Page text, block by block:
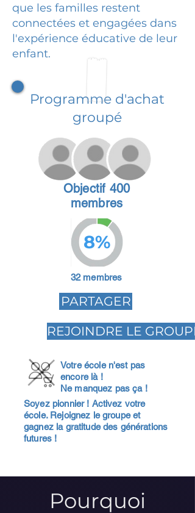
que les familles restent
connectées et engagées dans
l'expérience éducative de leur
enfant.
Programme d'achat
groupé
Objectif 400
membres
8%
32 membres
PARTAGER
REJOINDRE LE GROUPE
Votre école n'est pas
encore là !
Ne manquez pas ça !
Soyez pionnier ! Activez votre
école. Rejoignez le groupe et
gagnez la gratitude des générations
futures !
Pourquoi